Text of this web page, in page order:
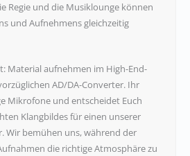
Regie und die Musiklounge können
und Aufnehmens gleichzeitig
Material aufnehmen im High-End-
AD/DA-Converter. Ihr
Mikrofone und entscheidet Euch
Klangbildes für einen unserer
Wir bemühen uns, während der
die richtige Atmosphäre zu